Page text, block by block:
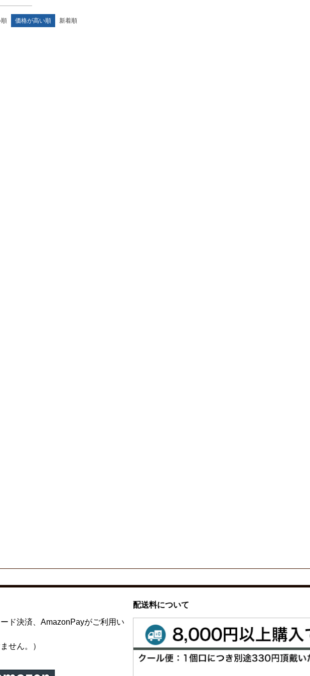
価格が高い順 新着順
ド決済、AmazonPayがご利用い
せん。）
配送料について